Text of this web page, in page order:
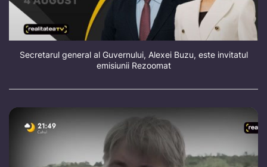
Secretarul general al Guvernului, Alexei Buzu, este invitatul
emisiunii Rezoomat